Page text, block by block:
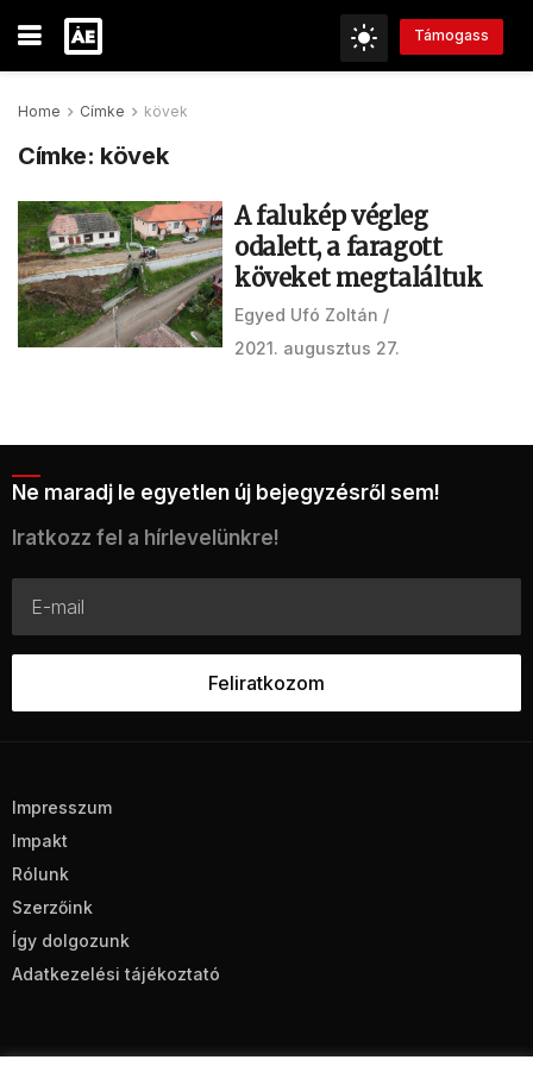
Támogass
Home Címke kövek
Címke: kövek
A falukép végleg
odalett, a faragott
köveket megtaláltuk
Egyed Ufó Zoltán
2021. augusztus 27.
Ne maradj le egyetlen új bejegyzésről sem!
Iratkozz fel a hírlevelünkre!
Impresszum
Impakt
Rólunk
Szerzőink
Így dolgozunk
Adatkezelési tájékoztató